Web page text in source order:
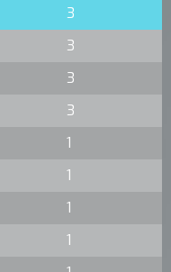
3
3
3
3
1
1
1
1